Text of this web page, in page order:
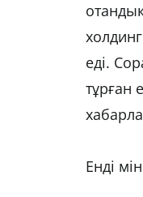
еді.
тұрған
Енді